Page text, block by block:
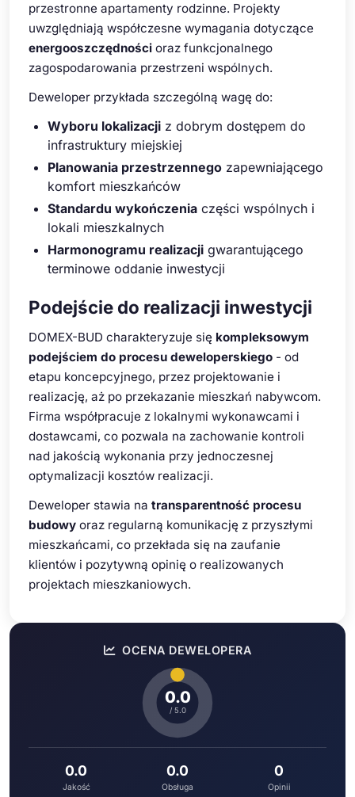
przestronne apartamenty rodzinne. Projekty
uwzględniają współczesne wymagania dotyczące
energooszczędności oraz funkcjonalnego
zagospodarowania przestrzeni wspólnych.
Deweloper przykłada szczególną wagę do:
Wyboru lokalizacji z dobrym dostępem do
infrastruktury miejskiej
Planowania przestrzennego zapewniającego
komfort mieszkańców
Standardu wykończenia części wspólnych i
lokali mieszkalnych
Harmonogramu realizacji gwarantującego
terminowe oddanie inwestycji
Podejście do realizacji inwestycji
DOMEX-BUD charakteryzuje się kompleksowym
podejściem do procesu deweloperskiego - od
etapu koncepcyjnego, przez projektowanie i
realizację, aż po przekazanie mieszkań nabywcom.
Firma współpracuje z lokalnymi wykonawcami i
dostawcami, co pozwala na zachowanie kontroli
nad jakością wykonania przy jednoczesnej
optymalizacji kosztów realizacji.
Deweloper stawia na transparentność procesu
budowy oraz regularną komunikację z przyszłymi
mieszkańcami, co przekłada się na zaufanie
klientów i pozytywną opinię o realizowanych
projektach mieszkaniowych.
OCENA DEWELOPERA
0.0
/ 5.0
0.0
Jakość
0.0
Obsługa
0
Opinii